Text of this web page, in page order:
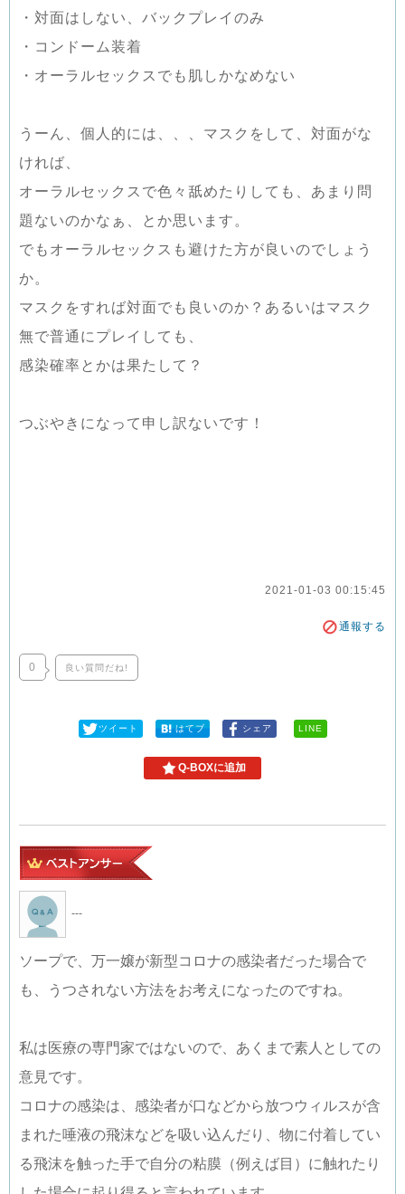
・対面はしない、バックプレイのみ
・コンドーム装着
・オーラルセックスでも肌しかなめない
うーん、個人的には、、、マスクをして、対面がな
ければ、
オーラルセックスで色々舐めたりしても、あまり問
題ないのかなぁ、とか思います。
でもオーラルセックスも避けた方が良いのでしょう
か。
マスクをすれば対面でも良いのか？あるいはマスク
無で普通にプレイしても、
感染確率とかは果たして？
つぶやきになって申し訳ないです！
2021-01-03 00:15:45
通報する
0 良い質問だね!
ツイート はてブ シェア LINE
Q-BOXに追加
---
ソープで、万一嬢が新型コロナの感染者だった場合で
も、うつされない方法をお考えになったのですね。
私は医療の専門家ではないので、あくまで素人としての
意見です。
コロナの感染は、感染者が口などから放つウィルスが含
まれた唾液の飛沫などを吸い込んだり、物に付着してい
る飛沫を触った手で自分の粘膜（例えば目）に触れたり